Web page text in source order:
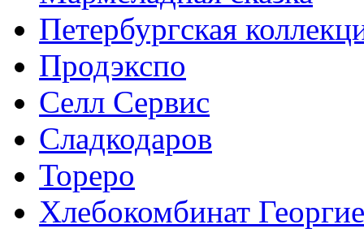
Петербургская
Продэкспо
Селл Сервис
Сладкодаров
Тореро
Хлебокомбинат